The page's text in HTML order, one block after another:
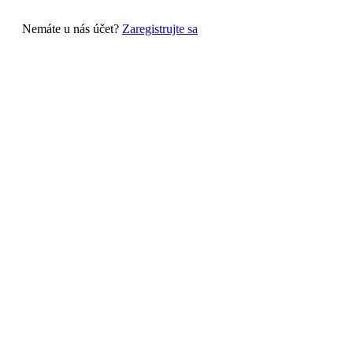
Nemáte u nás účet? Zaregistrujte sa